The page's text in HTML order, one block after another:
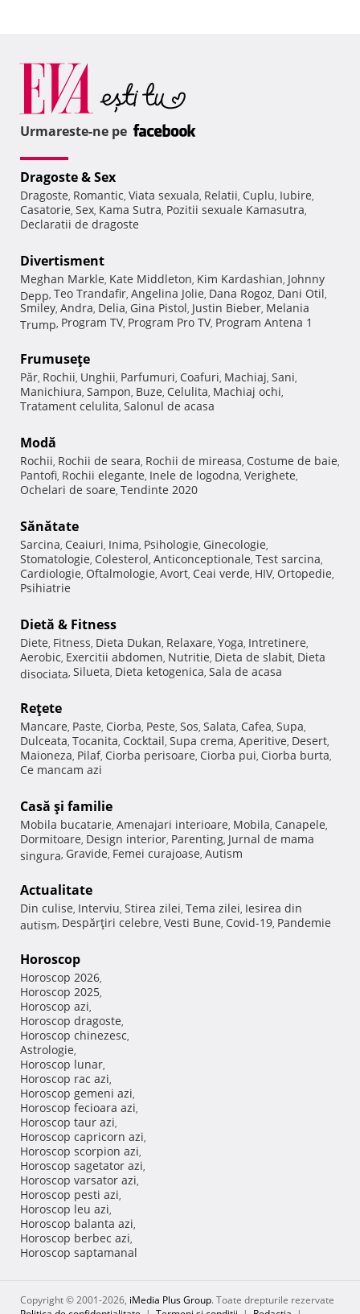
Urmareste-ne pe
Dragoste & Sex
Dragoste, Romantic, Viata sexuala, Relatii, Cuplu, Iubire,
Casatorie, Sex, Kama Sutra, Pozitii sexuale Kamasutra,
Declaratii de dragoste
Divertisment
Meghan Markle, Kate Middleton, Kim Kardashian, Johnny
Depp, Teo Trandafir, Angelina Jolie, Dana Rogoz, Dani Otil,
Smiley, Andra, Delia, Gina Pistol, Justin Bieber, Melania
Trump, Program TV, Program Pro TV, Program Antena 1
Frumuseţe
Păr, Rochii, Unghii, Parfumuri, Coafuri, Machiaj, Sani,
Manichiura, Sampon, Buze, Celulita, Machiaj ochi,
Tratament celulita, Salonul de acasa
Modă
Rochii, Rochii de seara, Rochii de mireasa, Costume de baie,
Pantofi, Rochii elegante, Inele de logodna, Verighete,
Ochelari de soare, Tendinte 2020
Sănătate
Sarcina, Ceaiuri, Inima, Psihologie, Ginecologie,
Stomatologie, Colesterol, Anticonceptionale, Test sarcina,
Cardiologie, Oftalmologie, Avort, Ceai verde, HIV, Ortopedie,
Psihiatrie
Dietă & Fitness
Diete, Fitness, Dieta Dukan, Relaxare, Yoga, Intretinere,
Aerobic, Exercitii abdomen, Nutritie, Dieta de slabit, Dieta
disociata, Silueta, Dieta ketogenica, Sala de acasa
Reţete
Mancare, Paste, Ciorba, Peste, Sos, Salata, Cafea, Supa,
Dulceata, Tocanita, Cocktail, Supa crema, Aperitive, Desert,
Maioneza, Pilaf, Ciorba perisoare, Ciorba pui, Ciorba burta,
Ce mancam azi
Casă şi familie
Mobila bucatarie, Amenajari interioare, Mobila, Canapele,
Dormitoare, Design interior, Parenting, Jurnal de mama
singura, Gravide, Femei curajoase, Autism
Actualitate
Din culise, Interviu, Stirea zilei, Tema zilei, Iesirea din
autism, Despărţiri celebre, Vesti Bune, Covid-19, Pandemie
Horoscop
Horoscop 2026,
Horoscop 2025,
Horoscop azi,
Horoscop dragoste,
Horoscop chinezesc,
Astrologie,
Horoscop lunar,
Horoscop rac azi,
Horoscop gemeni azi,
Horoscop fecioara azi,
Horoscop taur azi,
Horoscop capricorn azi,
Horoscop scorpion azi,
Horoscop sagetator azi,
Horoscop varsator azi,
Horoscop pesti azi,
Horoscop leu azi,
Horoscop balanta azi,
Horoscop berbec azi,
Horoscop saptamanal
Copyright © 2001-2026, iMedia Plus Group. Toate drepturile rezervate